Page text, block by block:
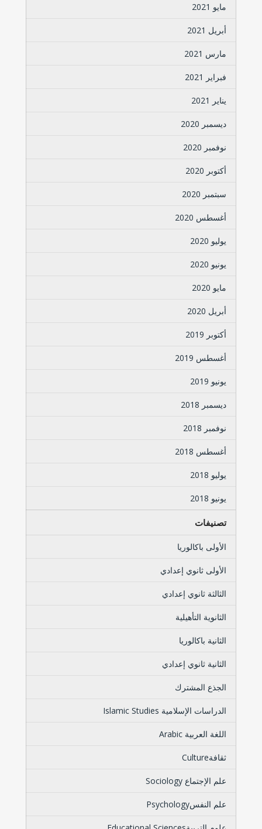
مايو 2021
أبريل 2021
مارس 2021
فبراير 2021
يناير 2021
ديسمبر 2020
نوفمبر 2020
أكتوبر 2020
سبتمبر 2020
أغسطس 2020
يوليو 2020
يونيو 2020
مايو 2020
أبريل 2020
أكتوبر 2019
أغسطس 2019
يونيو 2019
ديسمبر 2018
نوفمبر 2018
أغسطس 2018
يوليو 2018
يونيو 2018
تصنيفات
الأولى باكالوريا
الأولى ثانوي إعدادي
الثالثة ثانوي إعدادي
الثانوية التأهيلية
الثانية باكالوريا
الثانية ثانوي إعدادي
الجذع المشترك
الدراسات الإسلامية Islamic Studies
اللغة العربية Arabic
ثقافةCulture
علم الإجتماع Sociology
علم النفسPsychology